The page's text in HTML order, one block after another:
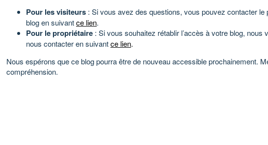
Pour les visiteurs : Si vous avez des questions, vous pouvez contacter le
blog en suivantce lien.
Pour le propriétaire : Si vous souhaitez rétablir l’accès à votre blog, nous
nous contacter en suivantce lien.
Nous espérons que ce blog pourra être de nouveau accessible prochainement.
compréhension.